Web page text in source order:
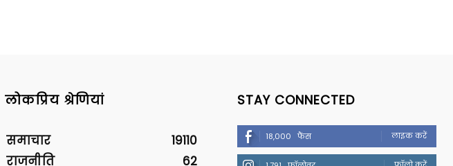
लोकप्रिय श्रेणियां
समाचार
19110
राजनीति
62
STAY CONNECTED
18,000 फैंस लाइक करें